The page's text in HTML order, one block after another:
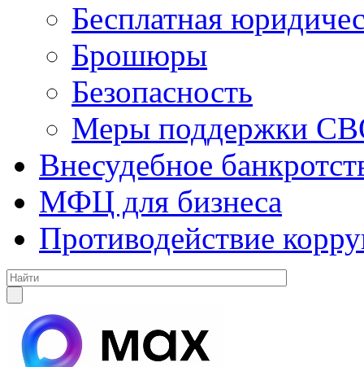
Бесплатная
Брошюры
Безопасность
Меры поддержки
Внесудебное
МФЦ для бизнеса
Противодействие